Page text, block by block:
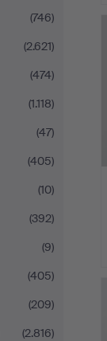
(746)
(2.621)
(474)
(1.118)
(47)
(405)
(10)
(392)
(9)
(405)
(209)
(2.816)